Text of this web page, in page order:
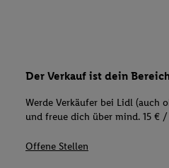
Der Verkauf ist dein
Werde Verkäufer bei Lidl (auch
und freue dich über mind. 15 € /
Offene Stellen